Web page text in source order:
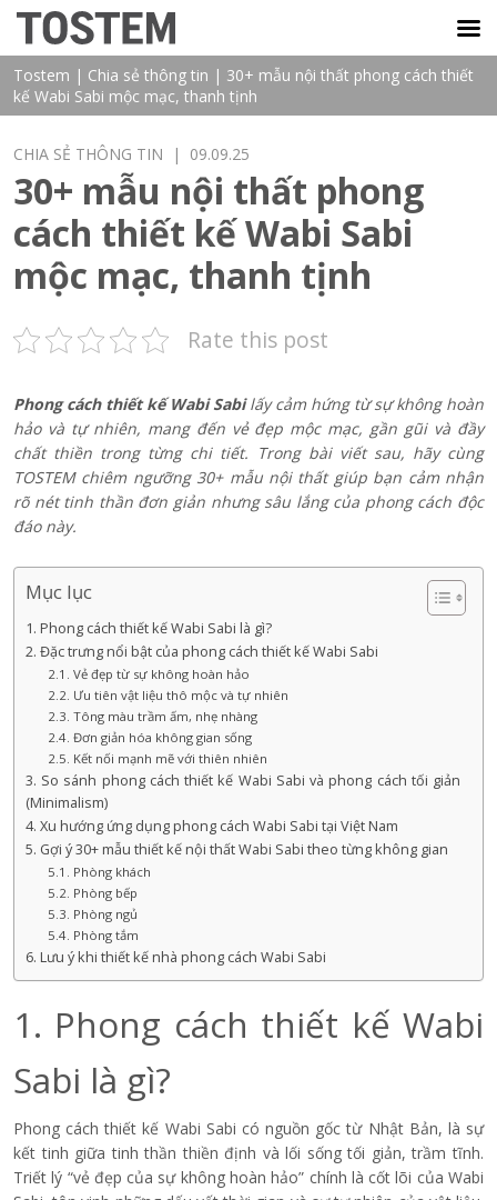
Tostem | Chia sẻ thông tin | 30+ mẫu nội thất phong cách thiết
kế Wabi Sabi mộc mạc, thanh tịnh
CHIA SẺ THÔNG TIN | 09.09.25
30+ mẫu nội thất phong
cách thiết kế Wabi Sabi
mộc mạc, thanh tịnh
Rate this post
Phong cách thiết kế Wabi Sabilấy cảm hứng từ sự không hoàn
hảo và tự nhiên, mang đến vẻ đẹp mộc mạc, gần gũi và đầy
chất thiền trong từng chi tiết. Trong bài viết sau, hãy cùng
TOSTEM chiêm ngưỡng 30+ mẫu nội thất giúp bạn cảm nhận
rõ nét tinh thần đơn giản nhưng sâu lắng của phong cách độc
đáo này.
Mục lục
1. Phong cách thiết kế Wabi Sabi là gì?
2. Đặc trưng nổi bật của phong cách thiết kế Wabi Sabi
2.1. Vẻ đẹp từ sự không hoàn hảo
2.2. Ưu tiên vật liệu thô mộc và tự nhiên
2.3. Tông màu trầm ấm, nhẹ nhàng
2.4. Đơn giản hóa không gian sống
2.5. Kết nối mạnh mẽ với thiên nhiên
3. So sánh phong cách thiết kế Wabi Sabi và phong cách tối giản
(Minimalism)
4. Xu hướng ứng dụng phong cách Wabi Sabi tại Việt Nam
5. Gợi ý 30+ mẫu thiết kế nội thất Wabi Sabi theo từng không gian
5.1. Phòng khách
5.2. Phòng bếp
5.3. Phòng ngủ
5.4. Phòng tắm
6. Lưu ý khi thiết kế nhà phong cách Wabi Sabi
1. Phong cách thiết kế Wabi
Sabi là gì?
Phong cách thiết kế Wabi Sabi có nguồn gốc từ Nhật Bản, là sự
kết tinh giữa tinh thần thiền định và lối sống tối giản, trầm tĩnh.
Triết lý “vẻ đẹp của sự không hoàn hảo” chính là cốt lõi của Wabi
TOSTEM VIỆT NAM